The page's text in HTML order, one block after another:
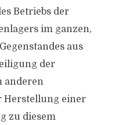
Betriebs der
im ganzen,
aus
der
anderen
Herstellung einer
zu diesem